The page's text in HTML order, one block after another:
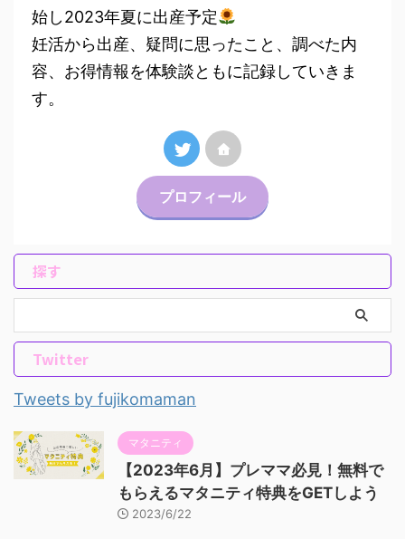
始し2023年夏に出産予定
妊活から出産、疑問に思ったこと、調べた内
容、お得情報を体験談ともに記録していきま
す。
プロフィール
探す
Twitter
Tweets by fujikomaman
マタニティ
【2023年6月】プレママ必見！無料で
もらえるマタニティ特典をGETしよう
2023/6/22